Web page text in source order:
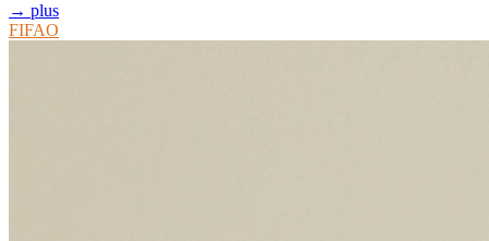
→ plus
FIFAO